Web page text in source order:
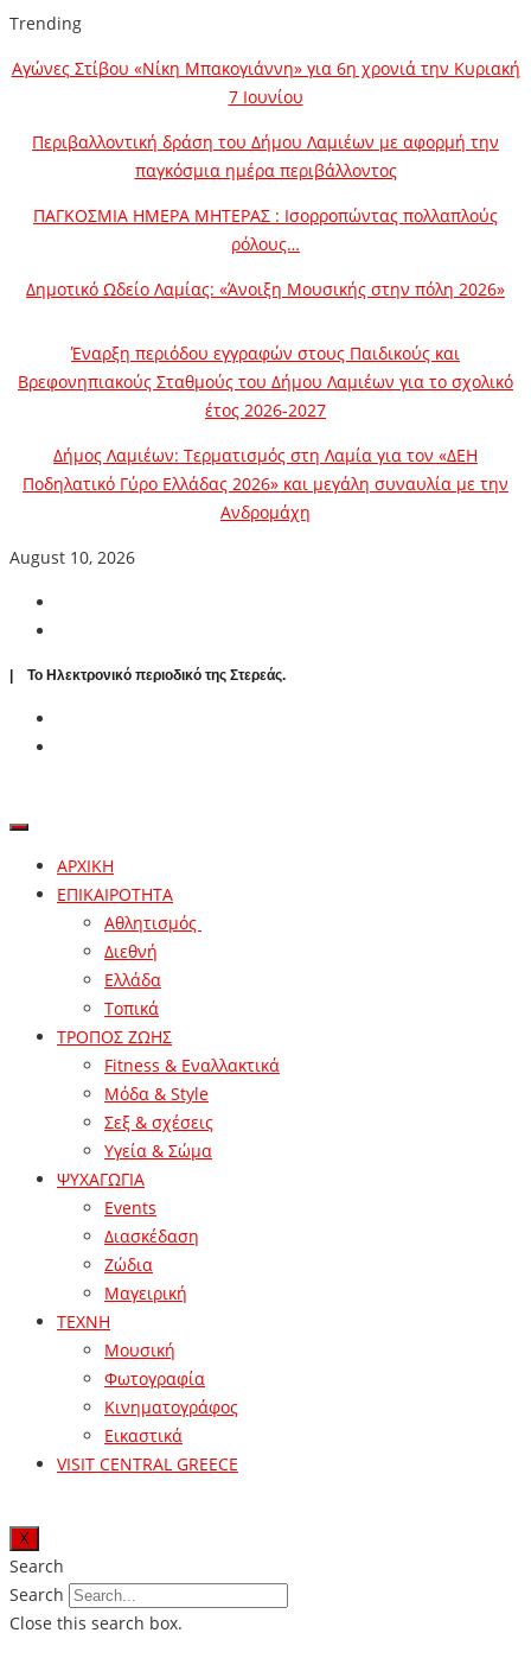
Trending
Αγώνες Στίβου «Νίκη Μπακογιάννη» για 6η χρονιά την Κυριακή
7 Ιουνίου
Περιβαλλοντική δράση του Δήμου Λαμιέων με αφορμή την
παγκόσμια ημέρα περιβάλλοντος
ΠΑΓΚΟΣΜΙΑ ΗΜΕΡΑ ΜΗΤΕΡΑΣ : Ισορροπώντας πολλαπλούς
ρόλους…
Δημοτικό Ωδείο Λαμίας: «Άνοιξη Μουσικής στην πόλη 2026»
Έναρξη περιόδου εγγραφών στους Παιδικούς και
Βρεφονηπιακούς Σταθμούς του Δήμου Λαμιέων για το σχολικό
έτος 2026-2027
Δήμος Λαμιέων: Τερματισμός στη Λαμία για τον «ΔΕΗ
Ποδηλατικό Γύρο Ελλάδας 2026» και μεγάλη συναυλία με την
Ανδρομάχη
August 10, 2026
| To Ηλεκτρονικό περιοδικό της Στερεάς.
ΑΡΧΙΚΗ
ΕΠΙΚΑΙΡΟΤΗΤΑ
Αθλητισμός
Διεθνή
Ελλάδα
Τοπικά
ΤΡΟΠΟΣ ΖΩΗΣ
Fitness & Εναλλακτικά
Μόδα & Style
Σεξ & σχέσεις
Υγεία & Σώμα
ΨΥΧΑΓΩΓΙΑ
Events
Διασκέδαση
Ζώδια
Μαγειρική
ΤΕΧΝΗ
Μουσική
Φωτογραφία
Κινηματογράφος
Εικαστικά
VISIT CENTRAL GREECE
X
Search
Search
Close this search box.